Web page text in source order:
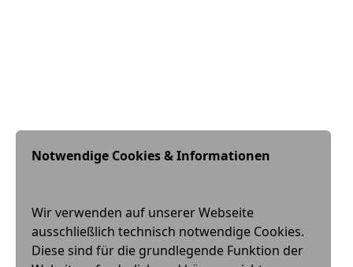
Notwendige Cookies & Informationen
Wir verwenden auf unserer Webseite
ausschließlich technisch notwendige Cookies.
Diese sind für die grundlegende Funktion der